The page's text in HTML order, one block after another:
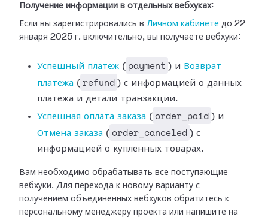
Получение информации в отдельных вебхуках:
Если вы зарегистрировались в Личном кабинете до 22
января 2025 г. включительно, вы получаете вебхуки:
Успешный платеж ( payment ) и Возврат
платежа ( refund ) с информацией о данных
платежа и детали транзакции.
Успешная оплата заказа ( order_paid ) и
Отмена заказа ( order_canceled ) с
информацией о купленных товарах.
Вам необходимо обрабатывать все поступающие
вебхуки. Для перехода к новому варианту с
получением объединенных вебхуков обратитесь к
персональному менеджеру проекта или напишите на